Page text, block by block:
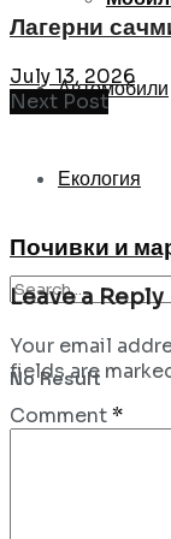
Автомобили
Екология
No Result
Лагерни
July 13, 2026
Next Post
Почивки и
Leave a Reply
Your email
fields are
Comment*